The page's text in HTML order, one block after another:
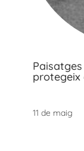
protegeix
11 de maig